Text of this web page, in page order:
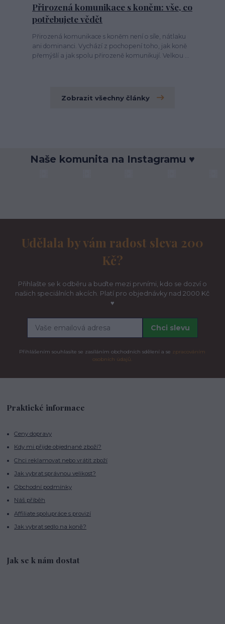
Přirozená komunikace s koněm: vše, co
potřebujete vědět
Přirozená komunikace s koněm není o síle, nátlaku
ani dominanci. Vychází z pochopení toho, jak koně
přemýšlí a jak spolu přirozeně komunikují. Velkou ...
Zobrazit všechny články
Naše komunita na Instagramu ♥
Udělala by vám radost sleva 200
Kč?
Přihlašte se k odběru a buďte mezi prvními, kdo se dozví o
našich speciálních akcích. Platí pro objednávky nad 2000 Kč
♥
Chci slevu
Přihlášením souhlasíte se zasíláním obchodních sdělení a se zpracováním
osobních údajů.
Praktické informace
Ceny dopravy
Kdy mi přijde objednané zboží?
Chci reklamovat nebo vrátit zboží
Jak vybrat správnou velikost?
Obchodní podmínky
Náš příběh
Affiliate spolupráce s provizí
Jak vybrat sedlo na koně?
Jak se k nám dostat